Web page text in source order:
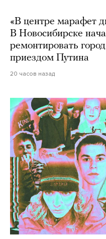
«В центре марафет
В Новосибирске
ремонтировать
приездом Путина
20 часов назад